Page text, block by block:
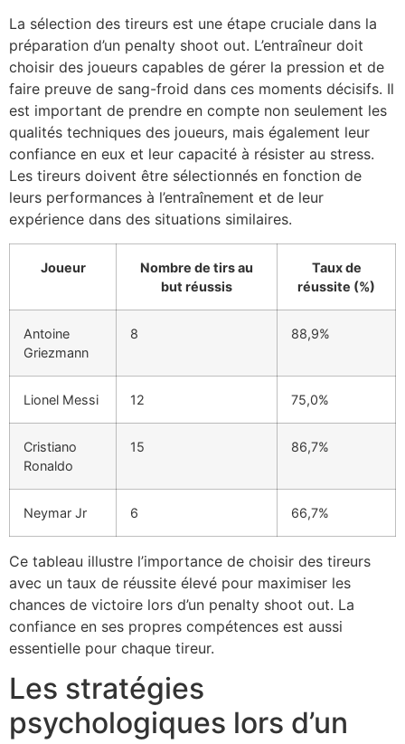
La sélection des tireurs est une étape cruciale dans la
préparation d’un penalty shoot out. L’entraîneur doit
choisir des joueurs capables de gérer la pression et de
faire preuve de sang-froid dans ces moments décisifs. Il
est important de prendre en compte non seulement les
qualités techniques des joueurs, mais également leur
confiance en eux et leur capacité à résister au stress.
Les tireurs doivent être sélectionnés en fonction de
leurs performances à l’entraînement et de leur
expérience dans des situations similaires.
Joueur
Nombre de tirs au
but réussis
Taux de
réussite (%)
Antoine
Griezmann
8 88,9%
Lionel Messi 12 75,0%
Cristiano
Ronaldo
15 86,7%
Neymar Jr 6 66,7%
Ce tableau illustre l’importance de choisir des tireurs
avec un taux de réussite élevé pour maximiser les
chances de victoire lors d’un penalty shoot out. La
confiance en ses propres compétences est aussi
essentielle pour chaque tireur.
Les stratégies
psychologiques lors d’un